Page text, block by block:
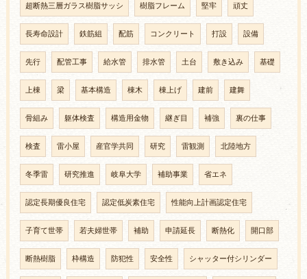
超断熱三層ガラス樹脂サッシ 樹脂フレーム 堅牢 頑丈
長寿命設計 鉄筋組 配筋 コンクリート 打設 設備
先行 配管工事 給水管 排水管 土台 敷き込み 基礎
上棟 梁 基本構造 棟木 棟上げ 建前 建舞
骨組み 躯体検査 構造用金物 継ぎ目 補強 裏の仕事
検査 雷小屋 産官学共同 研究 雷観測 北陸地方
冬季雷 研究推進 岐阜大学 補助事業 省エネ
認定長期優良住宅 認定低炭素住宅 性能向上計画認定住宅
子育て世帯 若夫婦世帯 補助 申請延長 断熱化 開口部
断熱樹脂 枠構造 防犯性 安全性 シャッター付シリンダー